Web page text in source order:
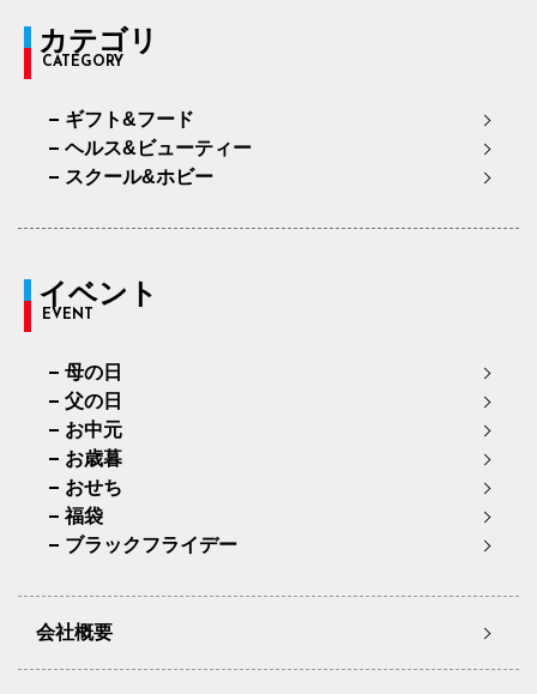
カテゴリ
CATEGORY
ギフト&フード
ヘルス&ビューティー
スクール&ホビー
イベント
EVENT
母の日
父の日
お中元
お歳暮
おせち
福袋
ブラックフライデー
会社概要